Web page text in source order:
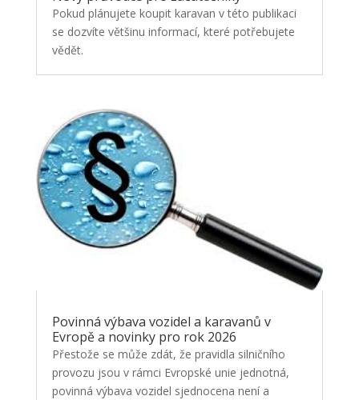
Pokud plánujete koupit karavan v této publikaci
se dozvíte většinu informací, které potřebujete
vědět.
Povinná výbava vozidel a karavanů v
Evropě a novinky pro rok 2026
Přestože se může zdát, že pravidla silničního
provozu jsou v rámci Evropské unie jednotná,
povinná výbava vozidel sjednocena není a